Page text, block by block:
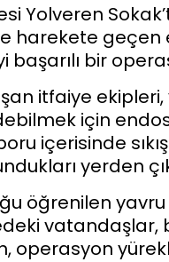
Yolveren
harekete
bir
itfaiye
için
içerisinde
yerden
öğrenilen
operasyon